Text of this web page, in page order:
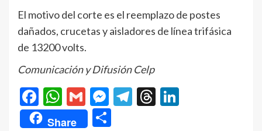
El motivo del corte es el reemplazo de postes
dañados, crucetas y aisladores de línea trifásica
de 13200 volts.
Comunicación y Difusión Celp
Facebook
WhatsApp
GmailMessenger
Telegram
Threads
Share